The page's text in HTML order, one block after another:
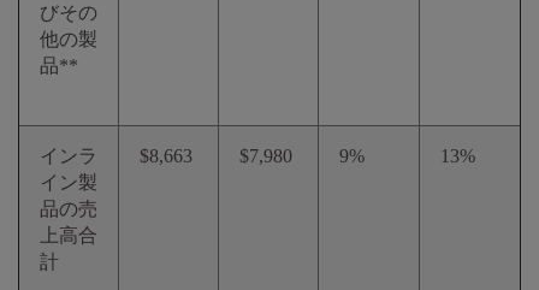
びその
他の製
品**
インラ
イン製
品の売
上高合
計
$8,663 $7,980 9% 13%